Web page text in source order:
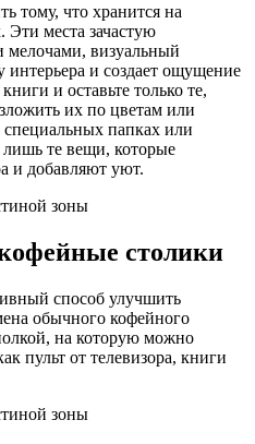
тому, что хранится на
Эти места зачастую
мелочами, визуальный
интерьера и создает ощущение
и оставьте только те,
их по цветам или
специальных папках или
лишь те вещи, которые
и добавляют уют.
столики
способ улучшить
обычного кофейного
на которую можно
пульт от телевизора, книги